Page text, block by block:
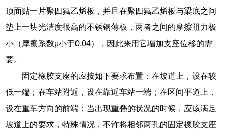
顶面贴一片聚四氟乙烯板，并且在聚四氟乙烯板与梁底之间
垫上一块光洁度很高的不锈钢薄板，两者之间的摩擦阻力极
小（摩擦系数μ小于0.04），因此来用它增加支座位移的需
要。
固定橡胶支座的应按如下要求布置：在坡道上，设在较
低一端；在车站附近，设在靠近车站一端；在区间平道上，
设在重车方向的前端；当出现重叠的状况的时候，应该满足
坡道上的要求，特殊情况，不许将相邻两孔的固定橡胶支座